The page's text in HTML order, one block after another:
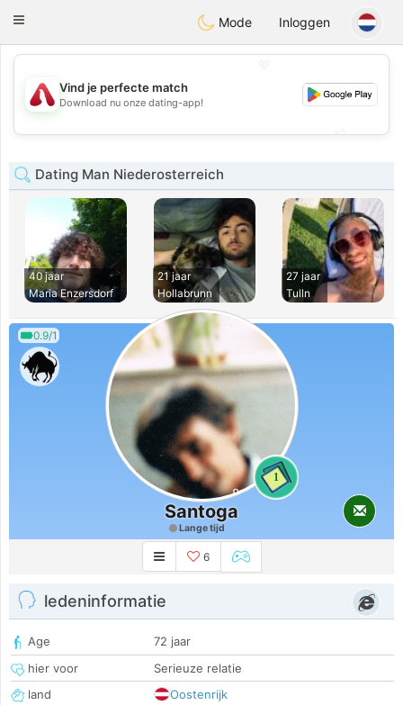
ÖsterreichChat
Toggle
Mode Inloggen
💖
Vind je perfecte match
Download nu onze dating-app!
Dating Man Niederosterreich
40 jaar
Maria Enzersdorf
21 jaar
Hollabrunn
27 jaar
Tulln
0.9/1
1
Santoga
Lange tijd
6
ledeninformatie
Age
72 jaar
hier voor
Serieuze relatie
land
Oostenrijk